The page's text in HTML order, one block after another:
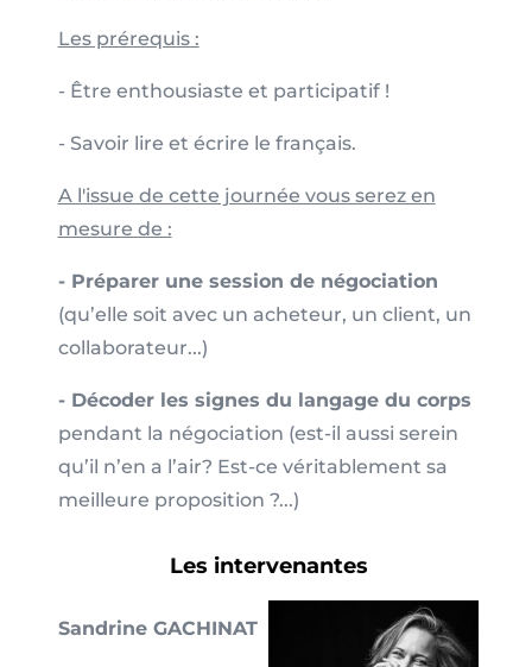
Les prérequis :
- Être enthousiaste et participatif !
- Savoir lire et écrire le français.
A l'issue de cette journée vous serez en
mesure de :
- Préparer une session de négociation
(qu’elle soit avec un acheteur, un client, un
collaborateur...)
- Décoder les signes du langage du corps
pendant la négociation (est-il aussi serein
qu’il n’en a l’air? Est-ce véritablement sa
meilleure proposition ?...)
Les intervenantes
Sandrine GACHINAT